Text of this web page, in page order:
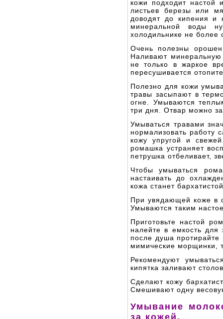
кожи подходит настой
листьев березы или
доводят до кипения и
минеральной воды
холодильнике не более
Очень полезны
Наливают
не только в жаркое
пересушивается
Полезно для кожи
травы засыпают в
огне. Умываются
три дня. Отвар можно
Умываться травами
нормализовать работу
кожу упругой и
ромашка устраняет
петрушка отбеливает,
Чтобы умываться
настаивать до
кожа станет
При увядающей коже в
Умываются таким
Приготовьте настой
налейте в емкость для
после душа
мимические морщинки,
Рекомендуют
кипятка заливают
Сделают кожу
Смешивают одну
Умывание
за кожей.